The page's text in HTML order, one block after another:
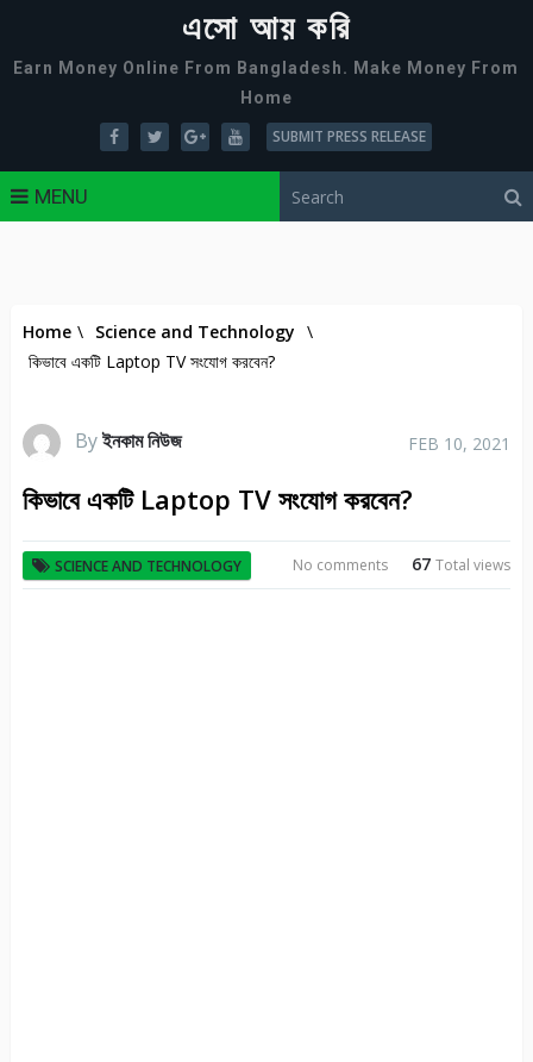
এসো আয় করি
Earn Money Online From Bangladesh. Make Money From
Home
SUBMIT PRESS RELEASE
MENU
Home \ Science and Technology \
কিভাবে একটি Laptop TV সংযোগ করবেন?
Byইনকাম নিউজ FEB 10, 2021
কিভাবে একটি Laptop TV সংযোগ করবেন?
SCIENCE AND TECHNOLOGY 67Total views
No comments